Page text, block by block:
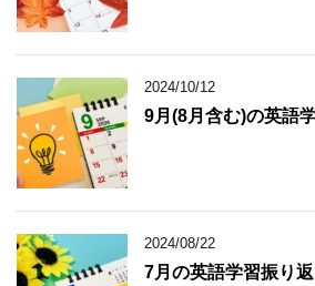
2024/10/12
9月(8月含む)の英語
2024/08/22
7月の英語学習振り返